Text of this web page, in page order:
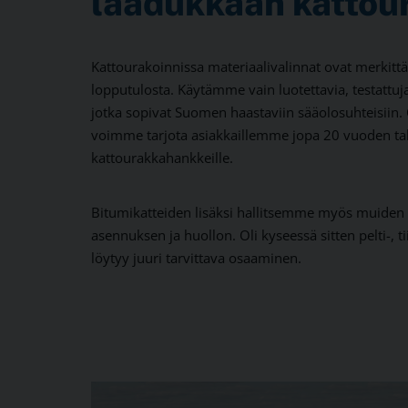
Kattourakoinnissa materiaalivalinnat ovat
lopputulosta. Käytämme vain luotettavia,
jotka sopivat Suomen haastaviin
voimme tarjota asiakkaillemme jopa 20 vuoden
kattourakkahankkeille.
Bitumikatteiden lisäksi hallitsemme myös
asennuksen ja huollon. Oli kyseessä sitten pelti-,
löytyy juuri tarvittava osaaminen.